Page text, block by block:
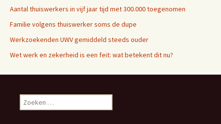
Aantal thuiswerkers in vijf jaar tijd met 300.000 toegenomen
Familie volgens thuiswerker soms de dupe
Werkzoekenden UWV gemiddeld steeds ouder
Wet werk en zekerheid is een feit: wat betekent dit nu?
Zoeken naar: